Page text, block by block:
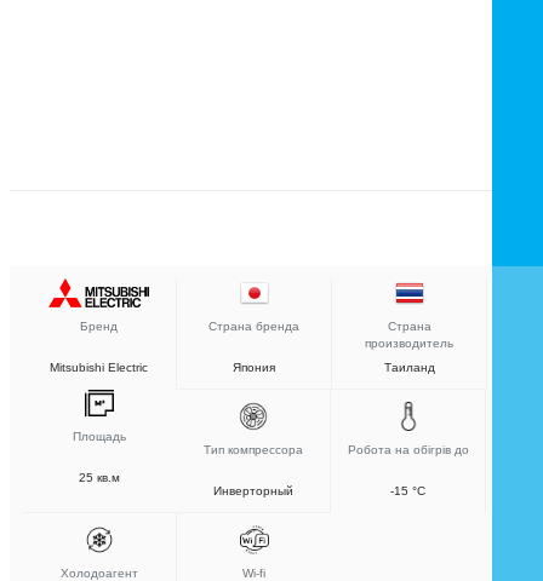
Бренд
Mitsubishi Electric
Страна бренда
Япония
Страна
производитель
Таиланд
Площадь
25 кв.м
Тип компрессора
Инверторный
Робота на обігрів до
-15 °C
Холодоагент Wi-fi